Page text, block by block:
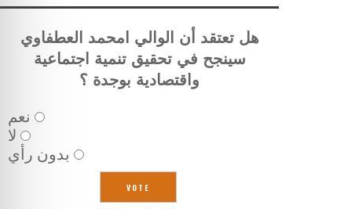
هل تعتقد أن الوالي امحمد العطفاوي
سينجح في تحقيق تنمية اجتماعية
واقتصادية بوجدة ؟
نعم
لا
بدون رأي